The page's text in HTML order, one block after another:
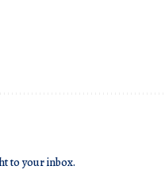
to your inbox.